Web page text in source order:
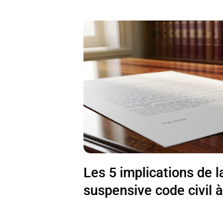
Les 5 implications de
suspensive code civil